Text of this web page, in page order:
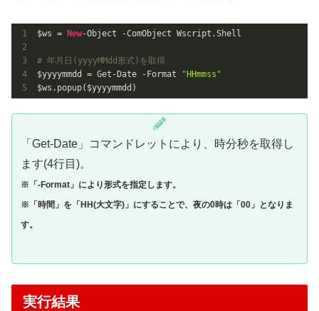
$ws = New-Object -ComObject Wscript.Shell
# 年月日(yyyyMMdd形式)を取得
$yyyymmdd = Get-Date -Format
"HHmmss"
$ws.popup($yyyymmdd)
「Get-Date」コマンドレットにより、時分秒を取得し
ます(4行目)。
※「-Format」により形式を指定します。
※「時間」を「HH(大文字)」にすることで、夜の0時は「00」となりま
す。
実行結果